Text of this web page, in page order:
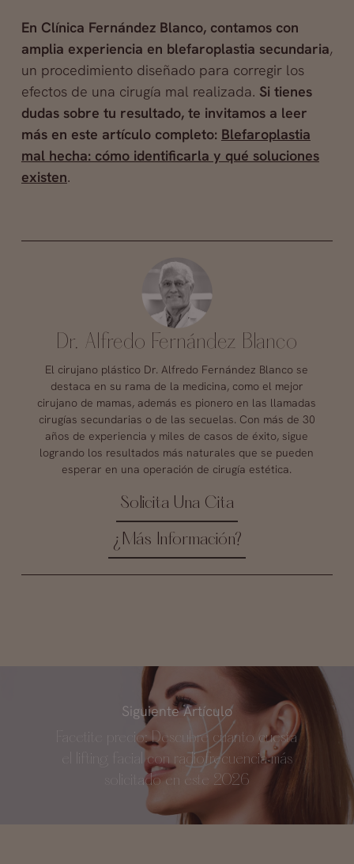
En Clínica Fernández Blanco, contamos con
amplia experiencia en blefaroplastia secundaria,
un procedimiento diseñado para corregir los
efectos de una cirugía mal realizada. Si tienes
dudas sobre tu resultado, te invitamos a leer
más en este artículo completo: Blefaroplastia
mal hecha: cómo identificarla y qué soluciones
existen.
Dr. Alfredo Fernández Blanco
El cirujano plástico Dr. Alfredo Fernández Blanco se
destaca en su rama de la medicina, como el mejor
cirujano de mamas, además es pionero en las llamadas
cirugías secundarias o de las secuelas. Con más de 30
años de experiencia y miles de casos de éxito, sigue
logrando los resultados más naturales que se pueden
esperar en una operación de cirugía estética.
Solicita Una Cita
¿Más Información?
Siguiente Artículo
Facetite precio: Descubre cuanto cuesta
el lifting facial con radiofrecuencia más
solicitado en este 2026